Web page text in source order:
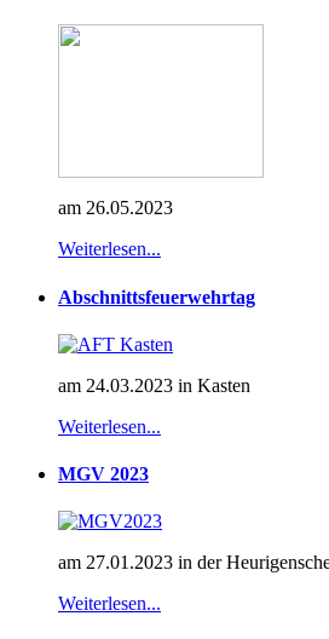
am 26.05.2023
Weiterlesen...
Abschnittsfeuerwehrtag
am 24.03.2023 in Kasten
Weiterlesen...
MGV 2023
am 27.01.2023 in der
Weiterlesen...